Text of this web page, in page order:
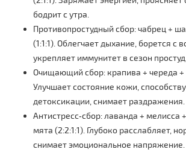
бодрит с утра.
Противопростудный сбор: чабрец +
(1:1:1). Облегчает дыхание, борется с
укрепляет иммунитет в сезон простуд.
Очищающий сбор: крапива + череда +
Улучшает состояние кожи,
детоксикации, снимает раздражения.
Антистресс‑сбор: лаванда + мелисса
мята (2:2:1:1). Глубоко расслабляет,
снимает эмоциональное напряжение.